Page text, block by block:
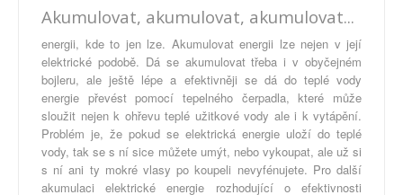
Akumulovat, akumulovat, akumulovat...
energii, kde to jen lze. Akumulovat energii lze nejen v její
elektrické podobě. Dá se akumulovat třeba i v obyčejném
bojleru, ale ještě lépe a efektivněji se dá do teplé vody
energie převést pomocí tepelného čerpadla, které může
sloužit nejen k ohřevu teplé užitkové vody ale i k vytápění.
Problém je, že pokud se elektrická energie uloží do teplé
vody, tak se s ní sice můžete umýt, nebo vykoupat, ale už si
s ní ani ty mokré vlasy po koupeli nevyfénujete. Pro další
akumulaci elektrické energie rozhodující o efektivnosti